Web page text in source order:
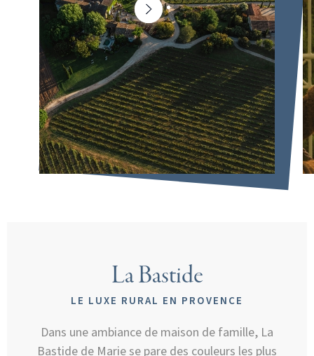
La Bastide
LE LUXE RURAL EN PROVENCE
Dans une ambiance de maison de famille, La
Bastide de Marie se pare des couleurs les plus